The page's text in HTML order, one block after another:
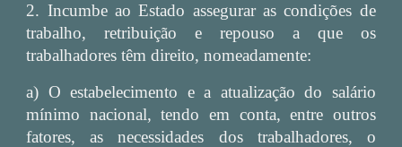
2. Incumbe ao Estado assegurar as condições de
trabalho, retribuição e repouso a que os
trabalhadores têm direito, nomeadamente:
a) O estabelecimento e a atualização do salário
mínimo nacional, tendo em conta, entre outros
fatores, as necessidades dos trabalhadores, o